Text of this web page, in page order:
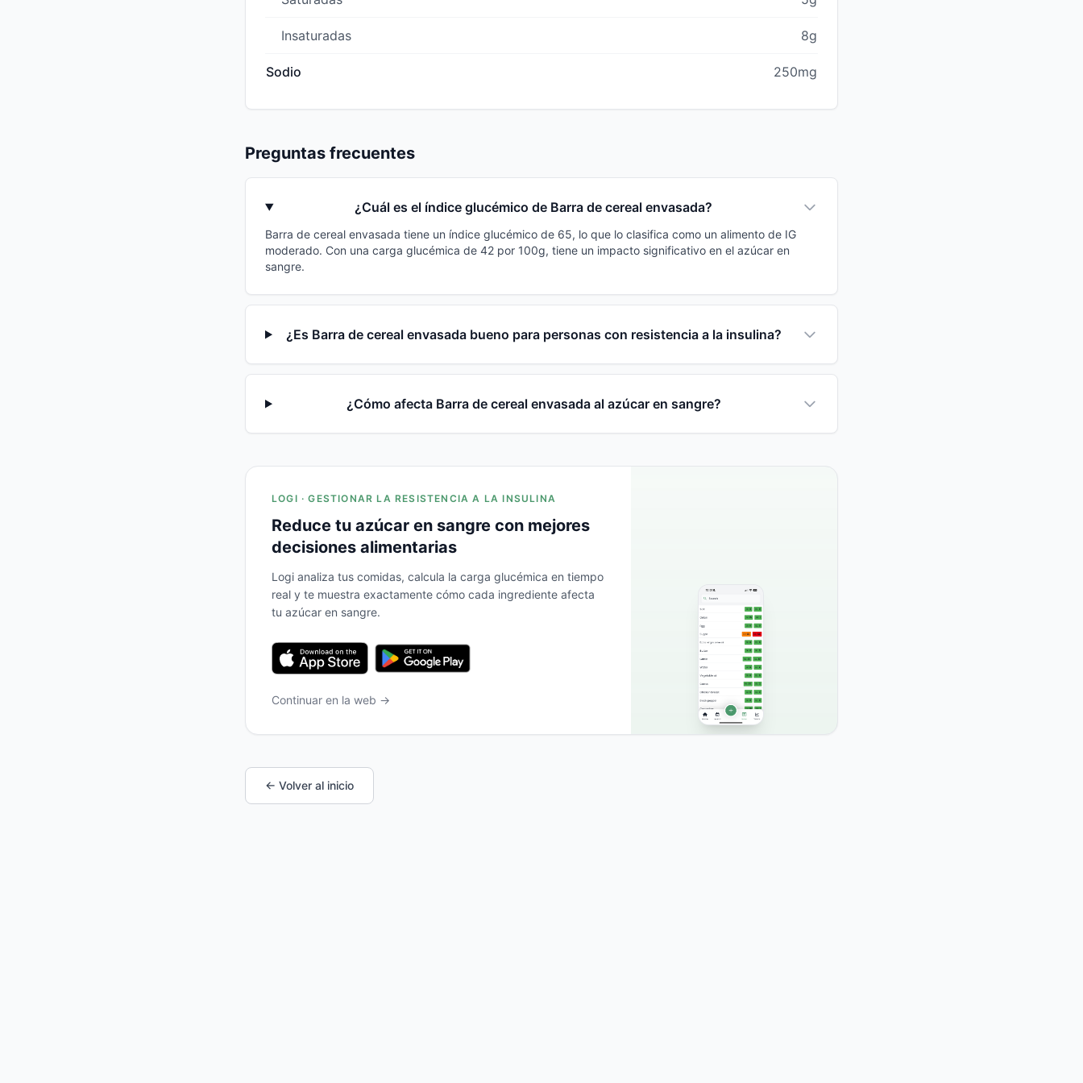
Insaturadas 8g
Sodio 250mg
Preguntas frecuentes
¿Cuál es el índice glucémico de Barra de cereal envasada?
Barra de cereal envasada tiene un índice glucémico de 65, lo que lo clasifica como un alimento de IG
moderado. Con una carga glucémica de 42 por 100g, tiene un impacto significativo en el azúcar en
sangre.
¿Es Barra de cereal envasada bueno para personas con resistencia a la insulina?
¿Cómo afecta Barra de cereal envasada al azúcar en sangre?
LOGI · GESTIONAR LA RESISTENCIA A LA INSULINA
Reduce tu azúcar en sangre con mejores
decisiones alimentarias
Logi analiza tus comidas, calcula la carga glucémica en tiempo
real y te muestra exactamente cómo cada ingrediente afecta
tu azúcar en sangre.
Continuar en la web →
← Volver al inicio